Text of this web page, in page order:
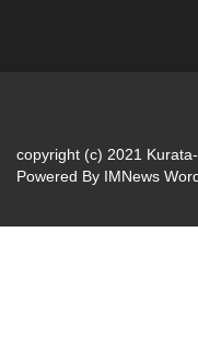
copyright (c) 2021
Powered By IMNews